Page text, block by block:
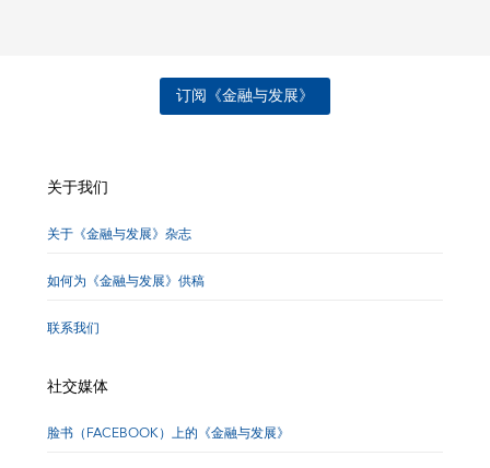
订阅《金融与发展》
关于我们
关于《金融与发展》杂志
如何为《金融与发展》供稿
联系我们
社交媒体
脸书（FACEBOOK）上的《金融与发展》